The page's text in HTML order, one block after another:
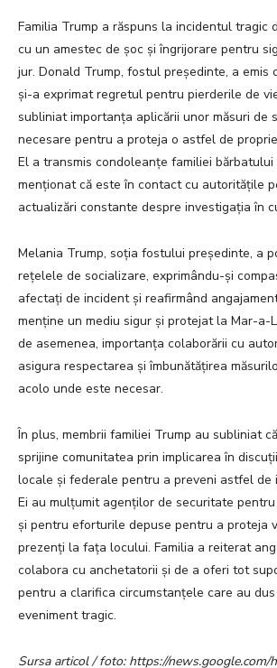
Familia Trump a răspuns la incidentul tragic
cu un amestec de șoc și îngrijorare pentru
jur. Donald Trump, fostul președinte, a emis
și-a exprimat regretul pentru pierderile de
subliniat importanța aplicării unor măsuri de
necesare pentru a proteja o astfel de
El a transmis condoleanțe familiei
menționat că este în contact cu autoritățile
actualizări constante despre investigația în
Melania Trump, soția fostului președinte, a
rețelele de socializare, exprimându-și
afectați de incident și reafirmând
menține un mediu sigur și protejat la Mar-a-
de asemenea, importanța colaborării cu
asigura respectarea și îmbunătățirea
acolo unde este necesar.
În plus, membrii familiei Trump au subliniat
sprijine comunitatea prin implicarea în
locale și federale pentru a preveni astfel de
Ei au mulțumit agenților de securitate
și pentru eforturile depuse pentru a proteja
prezenți la fața locului. Familia a reiterat
colabora cu anchetatorii și de a oferi tot
pentru a clarifica circumstanțele care au
eveniment tragic.
Sursa articol / foto: https://news.google.com/